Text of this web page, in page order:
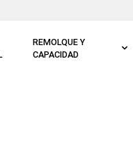
REMOLQUE Y
CAPACIDAD